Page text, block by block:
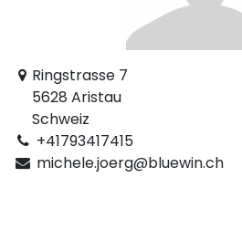
Ringstrasse 7
5628 Aristau
Schweiz
+41793417415
michele.joerg@bluewin.ch